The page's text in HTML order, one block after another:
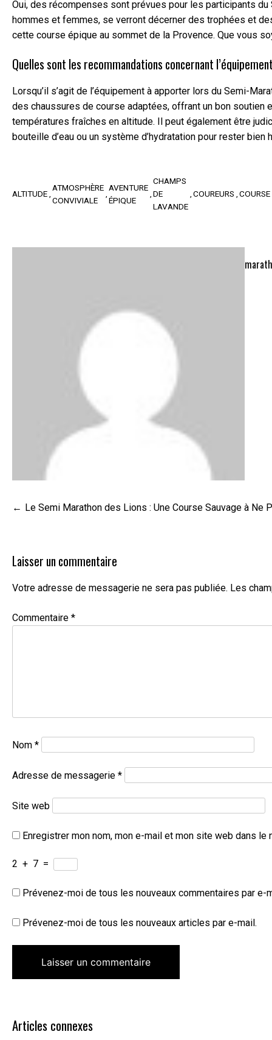
Oui, des récompenses sont prévues pour les participants
hommes et femmes, se verront décerner des trophées et
cette course épique au sommet de la Provence. Que vous
Quelles sont les recommandations concernant
Lorsqu’il s’agit de l’équipement à apporter lors du Semi-
des chaussures de course adaptées, offrant un bon
températures fraîches en altitude. Il peut également être
bouteille d’eau ou un système d’hydratation pour rester bien
ALTITUDE
ATMOSPHÈRE
CONVIVIALE
AVENTURE
ÉPIQUE
CHAMPS
DE
LAVANDE
COUREURS COURSE
Navigation
Le Semi Marathon des Lions : Une Course Sauvage à Ne
Laisser un commentaire
Votre adresse de messagerie ne sera pas publiée. Les
Commentaire *
Nom *
Adresse de messagerie *
Site web
Enregistrer mon nom, mon e-mail et mon site web dans le
2 + 7 =
Prévenez-moi de tous les nouveaux commentaires par e-
Prévenez-moi de tous les nouveaux articles par e-mail.
Articles connexes